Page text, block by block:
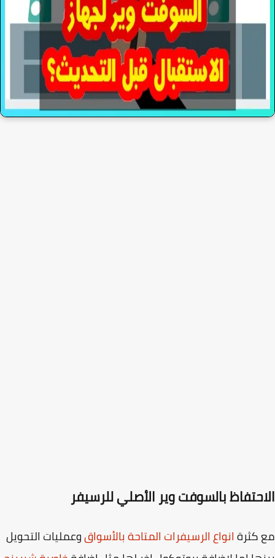
بالسوفت وير الأصلي للرسيفر
كثرةانواع الرسيفرات المتاحة بالأسواقوعمليات التحويل